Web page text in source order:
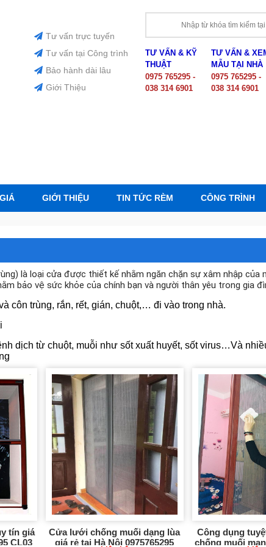
Tư vấn trực tuyến
Tư vấn tại Công trình
Bảo hành dài lâu
Giới Thiệu
TƯ VẤN & KỸ
THUẬT
0975 765295 -
038 314 6901
TƯ VẤN &
MẪU TẠI NHÀ
0975 765295 -
038 314 6901
GIỚI THIỆU TIN TỨC RÈM CÔNG TRÌNH
là loại cửa được thiết kế nhằm ngăn chặn sự xâm nhập của
bảo vệ sức khỏe của chính bạn và người thân yêu trong gia
côn trùng, rắn, rết, gián, chuột,… đi vào trong nhà.
dịch từ chuột, muỗi như sốt xuất huyết, sốt virus…Và
tín giá
CL03
Cửa lưới chống muối dạng lùa
giá rẻ tại Hà Nội 0975765295
Công dụng
chống muối